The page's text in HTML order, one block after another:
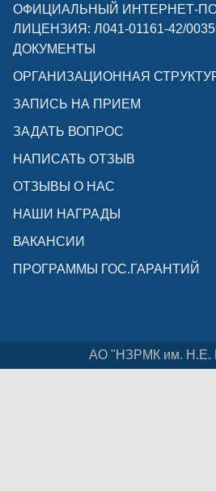
ОФИЦИАЛЬНЫЙ ИНТЕРНЕТ-
ЛИЦЕНЗИЯ: Л041-01161-42/
ДОКУМЕНТЫ
ОРГАНИЗАЦИОННАЯ
ЗАПИСЬ НА ПРИЕМ
ЗАДАТЬ ВОПРОС
НАПИСАТЬ ОТЗЫВ
ОТЗЫВЫ О НАС
НАШИ НАГРАДЫ
ВАКАНСИИ
ПРОГРАММЫ ГОС.ГАРАНТИЙ
АО "НЗРМК им. Н.Е.